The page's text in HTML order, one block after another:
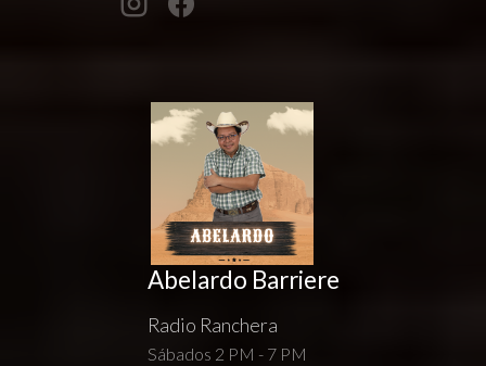
Abelardo Barriere
Radio Ranchera
Sábados 2 PM - 7 PM